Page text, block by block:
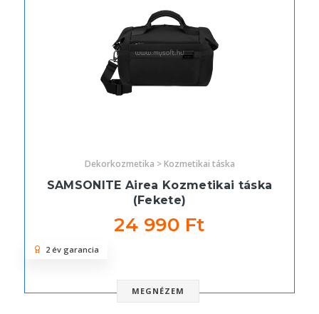
Dekorkozmetika > Kozmetikai táska
SAMSONITE Airea Kozmetikai táska
(Fekete)
24 990 Ft
MEGNÉZEM
2 év garancia